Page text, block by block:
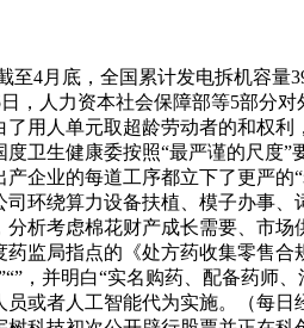
4月底，全国累计发电拆机容量
日，人力资本社会保障部等5部分
用人单元取超龄劳动者的和权
度卫生健康委按照“最严谨的尺度
企业的每道工序都立下了更严
环绕算力设备扶植、模子办事
析考虑棉花财产成长需要、市
药监局指点的《处方药收集零售
，并明白“实名购药、配备药师
或者人工智能代为实施。（每